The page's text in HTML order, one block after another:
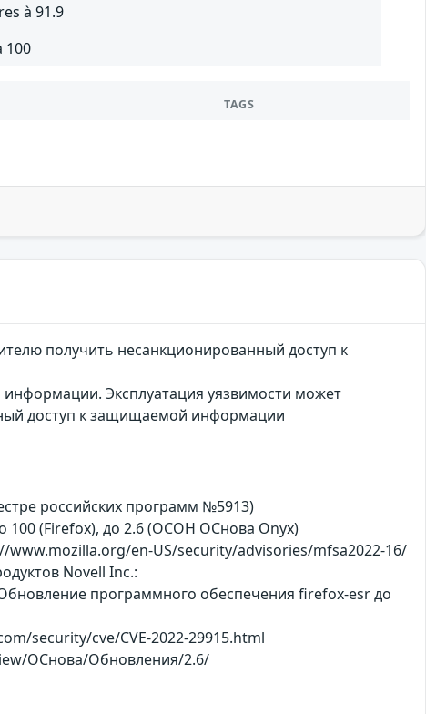
à 91.9
100
TAGS
получить несанкционированный доступ к
Эксплуатация уязвимости может
доступ к защищаемой информации
российских программ №5913)
100 (Firefox), до 2.6 (ОСОН ОСнова Оnyx)
en-US/security/advisories/mfsa2022-16/
Novell Inc.:
программного обеспечения firefox-esr до
security/cve/CVE-2022-29915.html
ОСнова/Обновления/2.6/